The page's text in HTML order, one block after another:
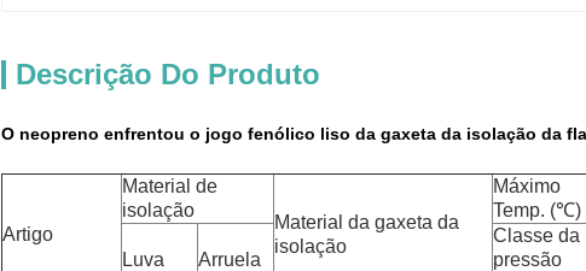
Descrição Do Produto
O neopreno enfrentou o jogo fenólico liso da gaxeta da isolação da
Artigo
Material de
isolação
Material da gaxeta da
isolação
Máximo
Temp. (℃)
Luva Arruela
Classe da
pressão